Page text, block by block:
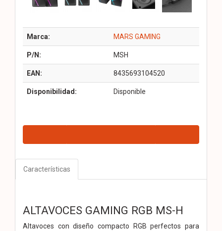
Marca: MARS GAMING
P/N: MSH
EAN: 8435693104520
Disponibilidad: Disponible
Características
ALTAVOCES GAMING RGB MS-H
Altavoces con diseño compacto RGB perfectos para